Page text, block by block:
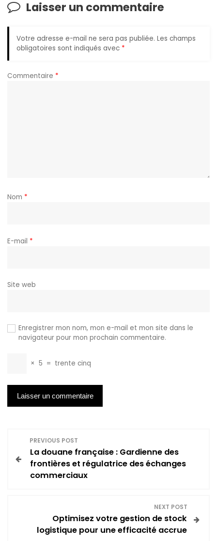
Laisser un commentaire
Votre adresse e-mail ne sera pas publiée. Les champs
obligatoires sont indiqués avec *
Commentaire *
Nom *
E-mail *
Site web
Enregistrer mon nom, mon e-mail et mon site dans le
navigateur pour mon prochain commentaire.
× 5 = trente cinq
a
PREVIOUS POST
La douane française : Gardienne des
frontières et régulatrice des échanges
commerciaux
NEXT POST
Optimisez votre gestion de stock
logistique pour une efficacité accrue